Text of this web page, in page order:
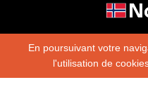
En poursuivant votre
l'utilisation de